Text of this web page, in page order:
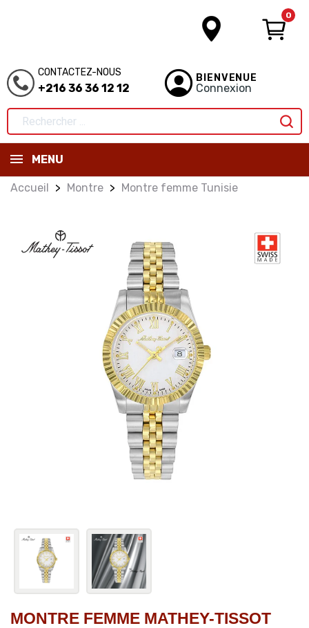
0
CONTACTEZ-NOUS
+216 36 36 12 12
BIENVENUE
Connexion
MENU
Accueil Montre Montre femme Tunisie
MONTRE FEMME MATHEY-TISSOT